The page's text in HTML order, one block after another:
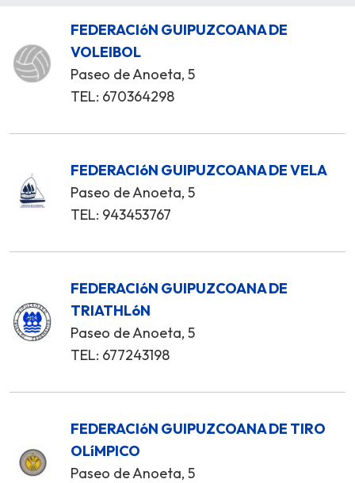
FEDERACIóN GUIPUZCOANA DE
VOLEIBOL
Paseo de Anoeta, 5
TEL: 670364298
FEDERACIóN GUIPUZCOANA DE VELA
Paseo de Anoeta, 5
TEL: 943453767
FEDERACIóN GUIPUZCOANA DE
TRIATHLóN
Paseo de Anoeta, 5
TEL: 677243198
FEDERACIóN GUIPUZCOANA DE TIRO
OLíMPICO
Paseo de Anoeta, 5